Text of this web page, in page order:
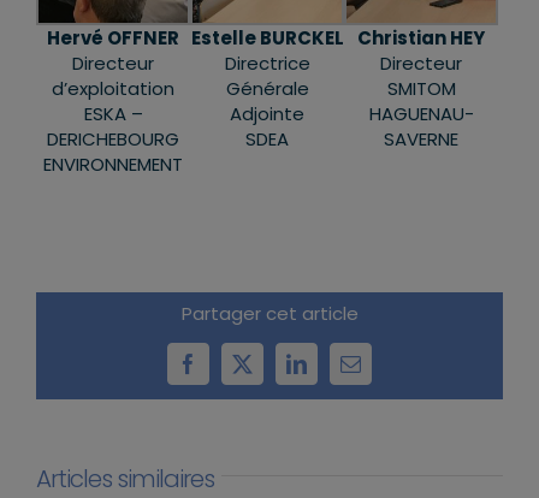
Hervé OFFNER
Directeur
d’exploitation
ESKA –
DERICHEBOURG
ENVIRONNEMENT
Estelle BURCKEL
Directrice
Générale
Adjointe
SDEA
Christian HEY
Directeur
SMITOM
HAGUENAU-
SAVERNE
Partager cet article
Facebook
X LinkedInEmail
Articles similaires